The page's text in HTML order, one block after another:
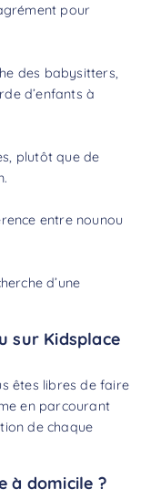
pour
des babysitters,
d’enfants à
plutôt que de
entre nounou
d’une
sur Kidsplace
êtes libres de faire
en parcourant
de chaque
à domicile ?